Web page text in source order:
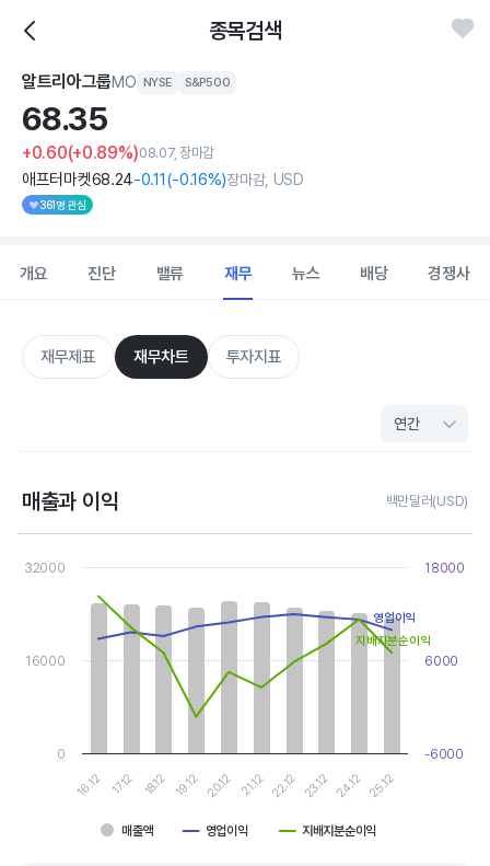
종목검색
알트리아그룹MO NYSE S&P500
68.35
+0.60(+0.89%)08.07, 장마감
애프터마켓68.24-0.11(-0.16%)장마감, USD
361명 관심
개요 진단 밸류 재무 뉴스 배당 경쟁사
재무제표 재무차트 투자지표
매출과 이익 백만달러(USD)
Chart
View as data table, Chart
The chart has 1 X axis displaying categories.
The chart has 2 Y axes displaying values, and values.
매출액 영업이익 지배지분순이익
16.12 17.12 18.12 19.12 20.12 21.12 22.12 23.12 24.12 25.12
0
16000
32000
-6000
6000
18000
영업이익
지배지분순이익